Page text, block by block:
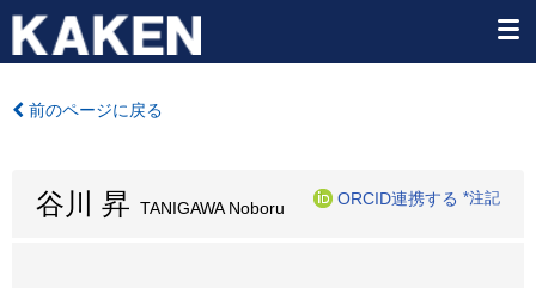
前のページに戻る
谷川 昇 TANIGAWA Noboru
ORCID連携する *注記